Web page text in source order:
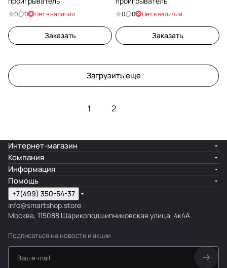
0 0 Нет в наличии
Заказать
0 0 Нет в наличии
Заказать
Загрузить еще
1 2
Интернет-магазин
Компания
Информация
Помощь
+7(499) 350-54-37
info@smartshop.store
Москва, 115088 Шарикоподшипниковская улица, 4к4А
Подписаться на новости и акции